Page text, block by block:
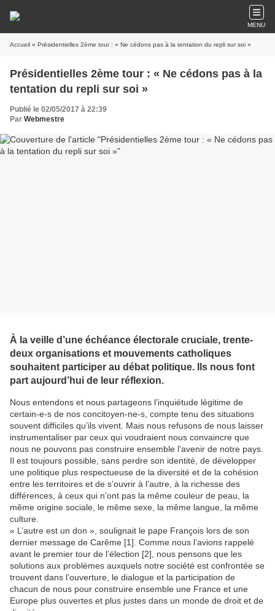
MENU
Accueil » Présidentielles 2ème tour : « Ne cédons pas à la tentation du repli sur soi »
Présidentielles 2ème tour : « Ne cédons pas à la
tentation du repli sur soi »
Publié le 02/05/2017 à 22:39
Par Webmestre
À la veille d’une échéance électorale cruciale, trente-
deux organisations et mouvements catholiques
souhaitent participer au débat politique. Ils nous font
part aujourd’hui de leur réflexion.
Nous entendons et nous partageons l’inquiétude légitime de
certain-e-s de nos concitoyen-ne-s, compte tenu des situations
souvent difficiles qu’ils vivent. Mais nous refusons de nous laisser
instrumentaliser par ceux qui voudraient nous convaincre que
nous ne pouvons pas construire ensemble l’avenir de notre pays.
Il est toujours possible, sans perdre son identité, de développer
une politique plus respectueuse de la diversité et de la cohésion
entre les territoires et de s’ouvrir à l’autre, à la richesse des
différences, à ceux qui n’ont pas la même couleur de peau, la
même origine sociale, le même sexe, la même langue, la même
culture.
« L’autre est un don », soulignait le pape François lors de son
dernier message de Carême [1]. Comme nous l’avions rappelé
avant le premier tour de l’élection [2], nous pensons que les
solutions aux problèmes auxquels notre société est confrontée se
trouvent dans l’ouverture, le dialogue et la participation de
chacun de nous pour construire ensemble une France et une
Europe plus ouvertes et plus justes dans un monde de droit et de